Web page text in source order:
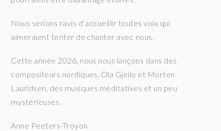
Nous serions ravis d’accueillir toutes voix qui
aimeraient tenter de chanter avec nous.
Cette année 2026, nous nous lançons dans des
compositeurs nordiques, Ola Gjeilo et Morten
Lauridsen, des musiques méditatives et un peu
mystérieuses.
Anne Peeters-Troyon